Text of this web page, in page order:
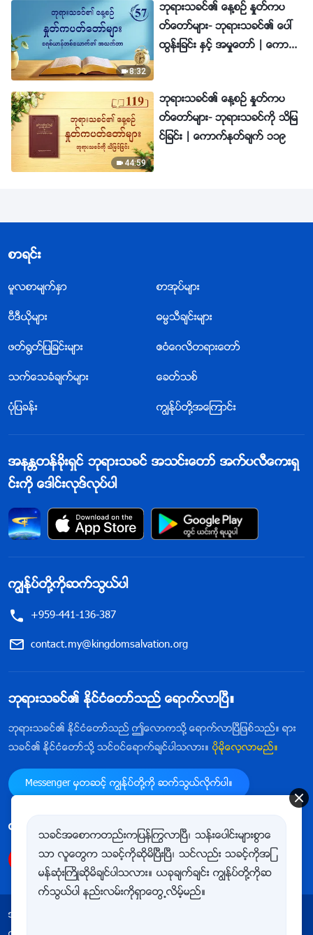
8:32
ဘုရားသခင္၏ ေန႔စဥ္ ႏႈတ္ကပ
တ္ေတာ္မ်ား- ဘုရားသခင္၏ ေပၚ
ထြန္းျခင္း ႏွင့္ အမႈေတာ္ | ေကာ
44:59
ဘုရားသခင္၏ ေန႔စဥ္ ႏႈတ္ကပ
တ္ေတာ္မ်ား- ဘုရားသခင္ကို သိျမ
င္ျခင္း | ေကာက္ႏုတ္ခ်က္ ၁၁၉
စာရင္း
မူလစာမ်က္ႏွာ စာအုပ္မ်ား
ဗီဒီယိုမ်ား ဓမၼသီခ်င္းမ်ား
ဖတ္႐ြတ္ျပျခင္းမ်ား ဧဝံေဂလိတရားေတာ္
သက္ေသခံခ်က္မ်ား ေခတ္သစ္
ပုံျပခန္း ကြၽန္ုပ္တို႔အေၾကာင္း
အနႏၲတန္ခိုးရွင္ ဘုရားသခင္ အသင္းေတာ္ အက္ပလီေကးရွ
င္းကို ေဒါင္းလုဒ္လုပ္ပါ
ကြၽန္ုပ္တို႔ကိုဆက္သြယ္ပါ
+959-441-136-387
contact.my@kingdomsalvation.org
ဘုရားသခင္၏ ႏိုင္ငံေတာ္သည္ ေရာက္လာၿပီ။
ဘုရားသခင္၏ ႏိုင္ငံေတာ္သည္ ဤေလာကသို႔ ေရာက္လာၿပီျဖစ္သည္။ ရား
သခင္၏ ႏိုင္ငံေတာ္သို႔ သင္ဝင္ေရာက္ခ်င္ပါသလား။ ပိုမိုေလ့လာမည္။
Messenger မွတဆင့္ ကြၽန္ုပ္တို႔ကို ဆက္သြယ္လိုက္ပါ။
ကြၽန္ုပ္တို႔ကို follow ျပဳလုပ္ရန္
အသုံးျပဳျခင္းဆိုင္ရာ စည္းမ်ဥ္းစည္းကမ္းမ်ား
သခင္အေစာကတည္းကျပန္ႂကြလာၿပီ၊ သန္းေပါင္းမ်ားစြာေ
သာ လူေတြက သခင့္ကိုဆိုမိၿပီးၿပီ၊ သင္လည္း သခင့္ကိုအျ
မန္ဆုံးႀကိဳဆိုမိခ်င္ပါသလား။ ယခုခ်က္ခ်င္း ကြၽန္ုပ္တို႔ကိုဆ
က္သြယ္ပါ နည္းလမ္းကိုရွာေတြ႕လိမ့္မည္။